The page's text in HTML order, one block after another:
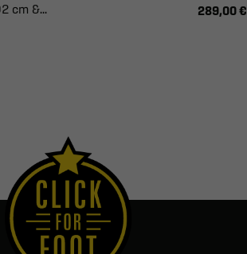
cm &...
289,00 €